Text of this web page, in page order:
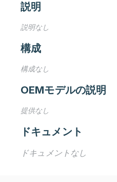
説明
説明なし
構成
構成なし
OEMモデルの説明
提供なし
ドキュメント
ドキュメントなし